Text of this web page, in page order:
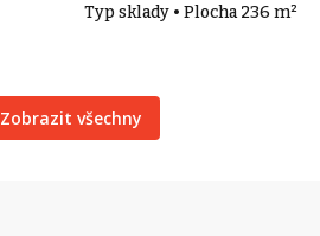
Typ sklady • Plocha 236 m²
Zobrazit všechny